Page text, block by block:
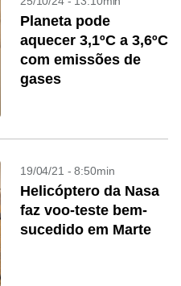
Planeta pode
aquecer 3,1ºC a 3,6ºC
com emissões de
gases
19/04/21 - 8:50min
Helicóptero da Nasa
faz voo-teste bem-
sucedido em Marte